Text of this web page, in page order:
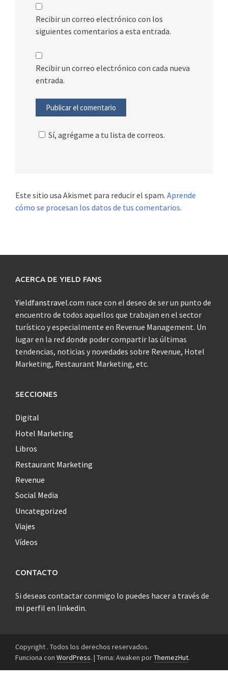
Recibir un correo electrónico con los
siguientes comentarios a esta entrada.
Recibir un correo electrónico con cada nueva
entrada.
Sí, agrégame a tu lista de correos.
Este sitio usa Akismet para reducir el spam. Aprende
cómo se procesan los datos de tus comentarios.
ACERCA DE YIELD FANS
Yieldfanstravel.com nace con el deseo de ser un punto de
encuentro de todos aquellos que trabajan en el sector
turístico y especialmente en Revenue Management. Un
lugar en la red donde poder compartir las últimas
tendencias, noticias y novedades sobre Revenue, Hotel
Marketing, Restaurant Marketing, etc.
SECCIONES
Digital
Hotel Marketing
Libros
Restaurant Marketing
Revenue
Social Media
Uncategorized
Viajes
Vídeos
CONTACTO
Si deseas contactar conmigo lo puedes hacer a través de
mi perfil en linkedin.
Copyright . Todos los derechos reservados.
Funciona con WordPress. | Tema: Awaken porThemezHut.